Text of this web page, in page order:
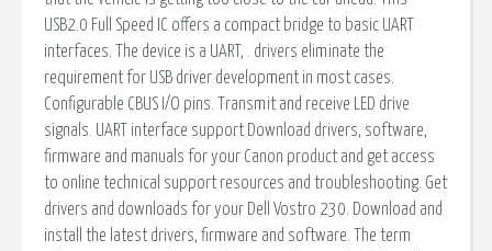
USB2.0 Full Speed IC offers a compact bridge to basic UART
interfaces. The device is a UART, . drivers eliminate the
requirement for USB driver development in most cases.
Configurable CBUS I/O pins. Transmit and receive LED drive
signals. UART interface support Download drivers, software,
firmware and manuals for your Canon product and get access
to online technical support resources and troubleshooting. Get
drivers and downloads for your Dell Vostro 230. Download and
install the latest drivers, firmware and software. The term